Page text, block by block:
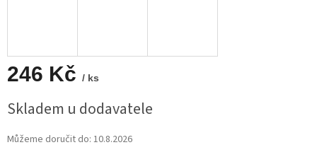
246 Kč / ks
cena:
Skladem u dodavatele
Můžeme doručit do: 10.8.2026